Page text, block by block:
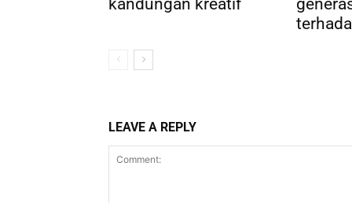
LEAVE A REPLY